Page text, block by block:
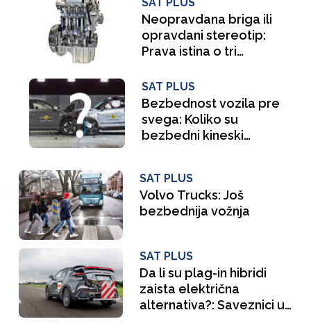
Neopravdana briga ili
opravdani stereotip:
Prava istina o tri
SAT PLUS
Bezbednost vozila pre
svega: Koliko su
bezbedni kineski
SAT PLUS
Volvo Trucks: Još
bezbednija vožnja
SAT PLUS
Da li su plag-in hibridi
zaista električna
alternativa?: Saveznici u